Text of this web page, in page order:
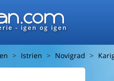
- igen og igen
Istrien Novigrad